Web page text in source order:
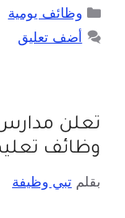
وظائف يومية
أضف تعليق
وظائف
بقلم تبي وظيفة